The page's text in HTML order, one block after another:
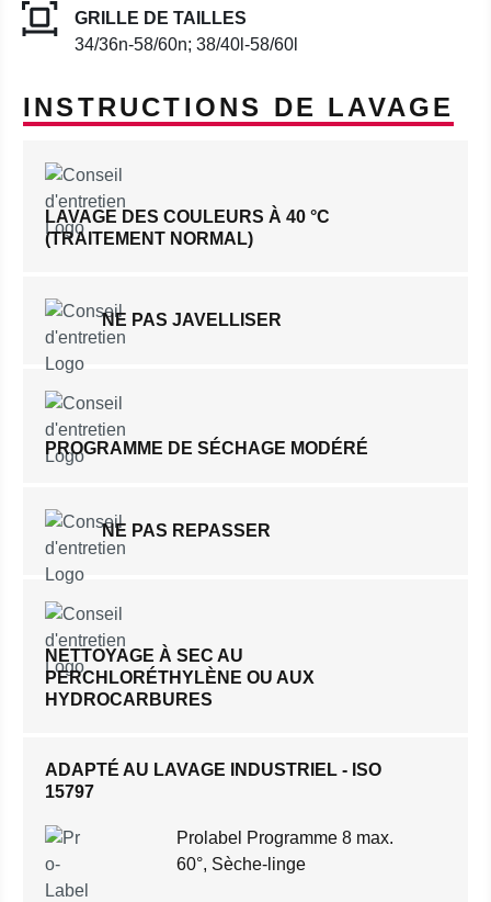
GRILLE DE TAILLES
34/36n-58/60n; 38/40l-58/60l
INSTRUCTIONS DE LAVAGE
LAVAGE DES COULEURS À 40 °C
(TRAITEMENT NORMAL)
NE PAS JAVELLISER
PROGRAMME DE SÉCHAGE MODÉRÉ
NE PAS REPASSER
NETTOYAGE À SEC AU
PERCHLORÉTHYLÈNE OU AUX
HYDROCARBURES
ADAPTÉ AU LAVAGE INDUSTRIEL - ISO
15797
Prolabel Programme 8 max.
60°, Sèche-linge